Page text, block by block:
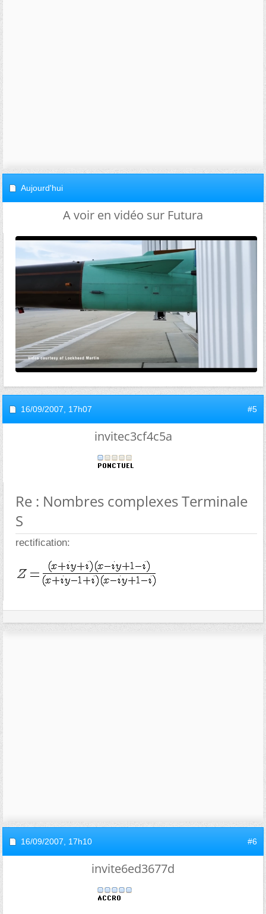
Aujourd'hui
A voir en vidéo sur Futura
16/09/2007, 17h07 #5
invitec3cf4c5a
Re : Nombres complexes Terminale
S
rectification:
16/09/2007, 17h10 #6
invite6ed3677d